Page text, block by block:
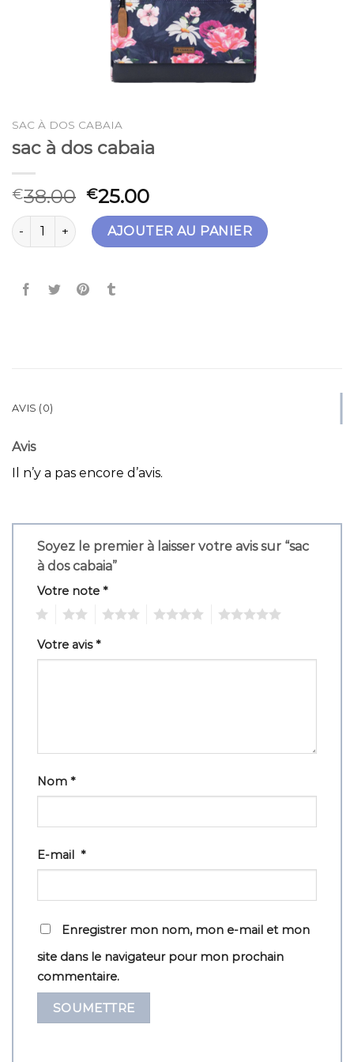
SAC À DOS CABAIA
sac à dos cabaia
€38.00 €25.00
quantité de sac à dos cabaiaAJOUTER AU PANIER
AVIS (0)
Avis
Il n’y a pas encore d’avis.
Soyez le premier à laisser votre avis sur “sac
à dos cabaia”
Votre note *
Votre avis*
Nom *
E-mail *
Enregistrer mon nom, mon e-mail et mon
site dans le navigateur pour mon prochain
commentaire.